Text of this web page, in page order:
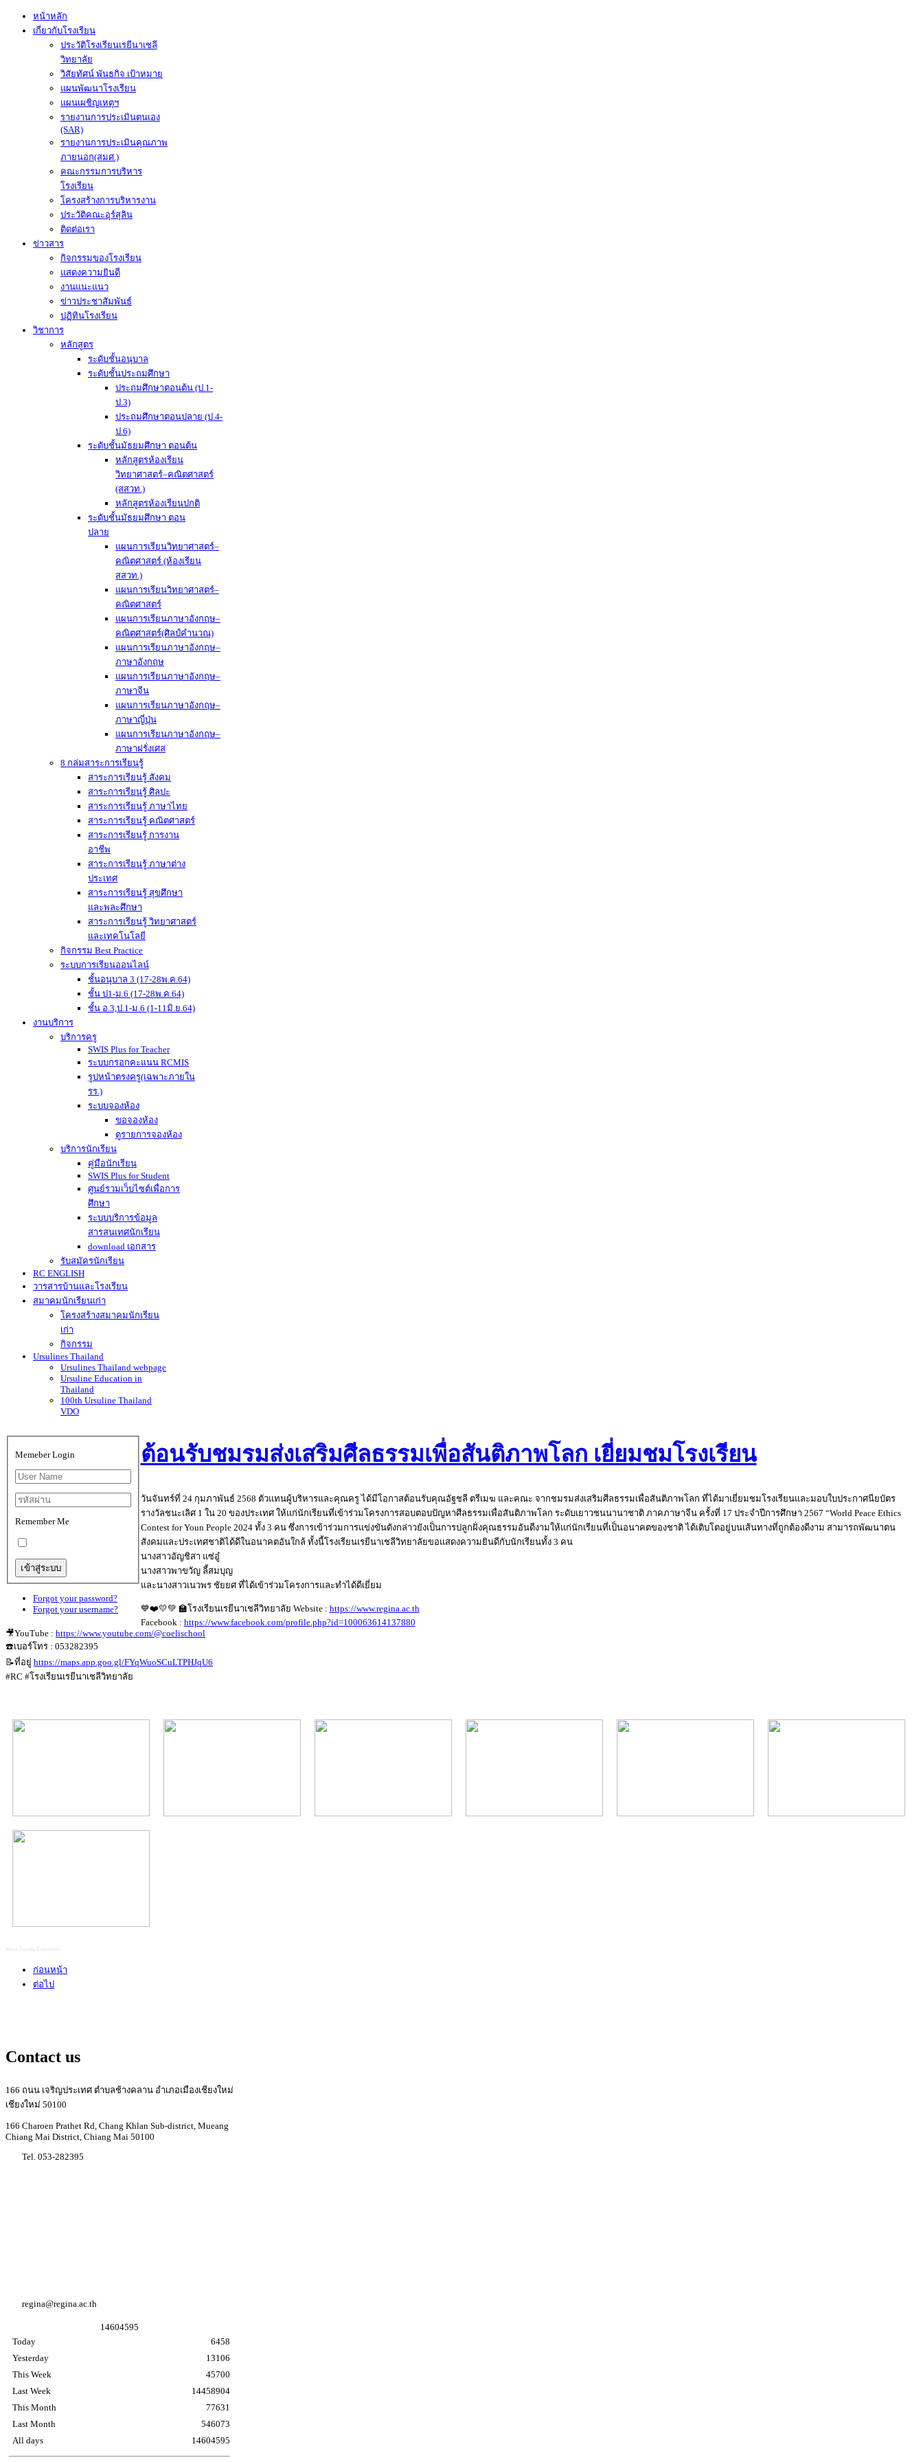
หน้าหลัก
เกี่ยวกับโรงเรียน
ประวัติโรงเรียนเรยีนาเชลี
วิทยาลัย
วิสัยทัศน์ พันธกิจ เป้าหมาย
แผนพัฒนาโรงเรียน
แผนเผชิญเหตุฯ
รายงานการประเมินตนเอง
(SAR)
รายงานการประเมินคุณภาพ
ภายนอก(สมศ.)
คณะกรรมการบริหาร
โรงเรียน
โครงสร้างการบริหารงาน
ประวัติคณะอุร์สุลิน
ติดต่อเรา
ข่าวสาร
กิจกรรมของโรงเรียน
แสดงความยินดี
งานแนะแนว
ข่าวประชาสัมพันธ์
ปฏิทินโรงเรียน
วิชาการ
หลักสูตร
ระดับชั้นอนุบาล
ระดับชั้นประถมศึกษา
ประถมศึกษาตอนต้น (ป.1-
ป.3)
ประถมศึกษาตอนปลาย (ป.4-
ป.6)
ระดับชั้นมัธยมศึกษา ตอนต้น
หลักสูตรห้องเรียน
วิทยาศาสตร์–คณิตศาสตร์
(สสวท.)
หลักสูตรห้องเรียนปกติ
ระดับชั้นมัธยมศึกษา ตอน
ปลาย
แผนการเรียนวิทยาศาสตร์–
คณิตศาสตร์ (ห้องเรียน
สสวท.)
แผนการเรียนวิทยาศาสตร์–
คณิตศาสตร์
แผนการเรียนภาษาอังกฤษ–
คณิตศาสตร์(ศิลป์คำนวณ)
แผนการเรียนภาษาอังกฤษ–
ภาษาอังกฤษ
แผนการเรียนภาษาอังกฤษ–
ภาษาจีน
แผนการเรียนภาษาอังกฤษ–
ภาษาญี่ปุ่น
แผนการเรียนภาษาอังกฤษ–
ภาษาฝรั่งเศส
8 กล่มสาระการเรียนรู้
สาระการเรียนรู้ สังคม
สาระการเรียนรู้ ศิลปะ
สาระการเรียนรู้ ภาษาไทย
สาระการเรียนรู้ คณิตศาสตร์
สาระการเรียนรู้ การงาน
อาชีพ
สาระการเรียนรู้ ภาษาต่าง
ประเทศ
สาระการเรียนรู้ สุขศึกษา
และพละศึกษา
สาระการเรียนรู้ วิทยาศาสตร์
และเทคโนโลยี
กิจกรรม Best Practice
ระบบการเรียนออนไลน์
ชั้นอนุบาล 3 (17-28พ.ค.64)
ชั้น ป1-ม.6 (17-28พ.ค.64)
ชั้น อ.3,ป.1-ม.6 (1-11มิ.ย.64)
งานบริการ
บริการครู
SWIS Plus for Teacher
ระบบกรอกคะแนน RCMIS
รูปหน้าตรงครู(เฉพาะภายใน
รร.)
ระบบจองห้อง
ขอจองห้อง
ดูรายการจองห้อง
บริการนักเรียน
คู่มือนักเรียน
SWIS Plus for Student
ศูนย์รวมเว็บไซต์เพื่อการ
ศึกษา
ระบบบริการข้อมูล
สารสนเทศนักเรียน
download เอกสาร
รับสมัครนักเรียน
RC ENGLISH
วารสารบ้านและโรงเรียน
สมาคมนักเรียนเก่า
โครงสร้างสมาคมนักเรียน
เก่า
กิจกรรม
Ursulines Thailand
Ursulines Thailand webpage
Ursuline Education in
Thailand
100th Ursuline Thailand
VDO
Memeber Login
Remember Me
Forgot your password?
Forgot your username?
ต้อนรับชมรมส่งเสริมศีลธรรมเพื่อสันติภาพโลก เยี่ยมชมโรงเรียน
วันจันทร์ที่ 24 กุมภาพันธ์ 2568 ตัวแทนผู้บริหารและคุณครู ได้มีโอกาสต้อนรับคุณอัฐชลี ตรีเมฆ และคณะ จากชมรมส่งเสริมศีลธรรมเพื่อสันติภาพโลก ที่ได้มาเยี่ยมชมโรงเรียนและมอบใบประกาศนียบัตร
รางวัลชนะเลิศ 1 ใน 20 ของประเทศ ให้แก่นักเรียนที่เข้าร่วมโครงการสอบตอบปัญหาศีลธรรมเพื่อสันติภาพโลก ระดับเยาวชนนานาชาติ ภาคภาษาจีน ครั้งที่ 17 ประจำปีการศึกษา 2567 “World Peace Ethics
Contest for Youn People 2024 ทั้ง 3 คน ซึ่งการเข้าร่วมการแข่งขันดังกล่าวยังเป็นการปลูกฝั่งคุณธรรมอันดีงามให้แก่นักเรียนที่เป็นอนาคตของชาติ ได้เติบโตอยู่บนเส้นทางที่ถูกต้องดีงาม สามารถพัฒนาตน
สังคมและประเทศชาติได้ดีในอนาคตอันใกล้ ทั้งนี้โรงเรียนเรยีนาเชลีวิทยาลัยขอแสดงความยินดีกับนักเรียนทั้ง 3 คน
นางสาวอัญชิสา แซ่อู๋
นางสาวพาขวัญ ลี้สมบุญ
และนางสาวเนวพร ชัยยศ ที่ได้เข้าร่วมโครงการและทำได้ดีเยี่ยม
💙❤️💛💚 🏫โรงเรียนเรยีนาเชลีวิทยาลัย Website : https://www.regina.ac.th
Facebook : https://www.facebook.com/profile.php?id=100063614137880
🎥YouTube : https://www.youtube.com/@coelischool
☎️เบอร์โทร : 053282395
📝ที่อยู่ https://maps.app.goo.gl/FYqWuoSCuLTPHJqU6
#RC #โรงเรียนเรยีนาเชลีวิทยาลัย
More Joomla Extensions
ก่อนหน้า
ต่อไป
Contact us
166 ถนน เจริญประเทศ ตำบลช้างคลาน อำเภอเมืองเชียงใหม่
เชียงใหม่ 50100
166 Charoen Prathet Rd, Chang Khlan Sub-district, Mueang
Chiang Mai District, Chiang Mai 50100
Tel. 053-282395
regina@regina.ac.th
1 4604595
Today
Yesterday
This Week
Last Week
This Month
Last Month
All days
6458
13106
45700
14458904
77631
546073
14604595